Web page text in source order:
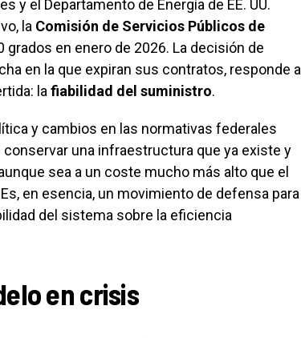
y el Departamento de Energía de EE. UU.
la Comisión de Servicios Públicos de
grados en enero de 2026. La decisión de
en la que expiran sus contratos, responde a
la fiabilidad del suministro.
y cambios en las normativas federales
una infraestructura que ya existe y
sea a un coste mucho más alto que el
en esencia, un movimiento de defensa para
del sistema sobre la eficiencia
en crisis